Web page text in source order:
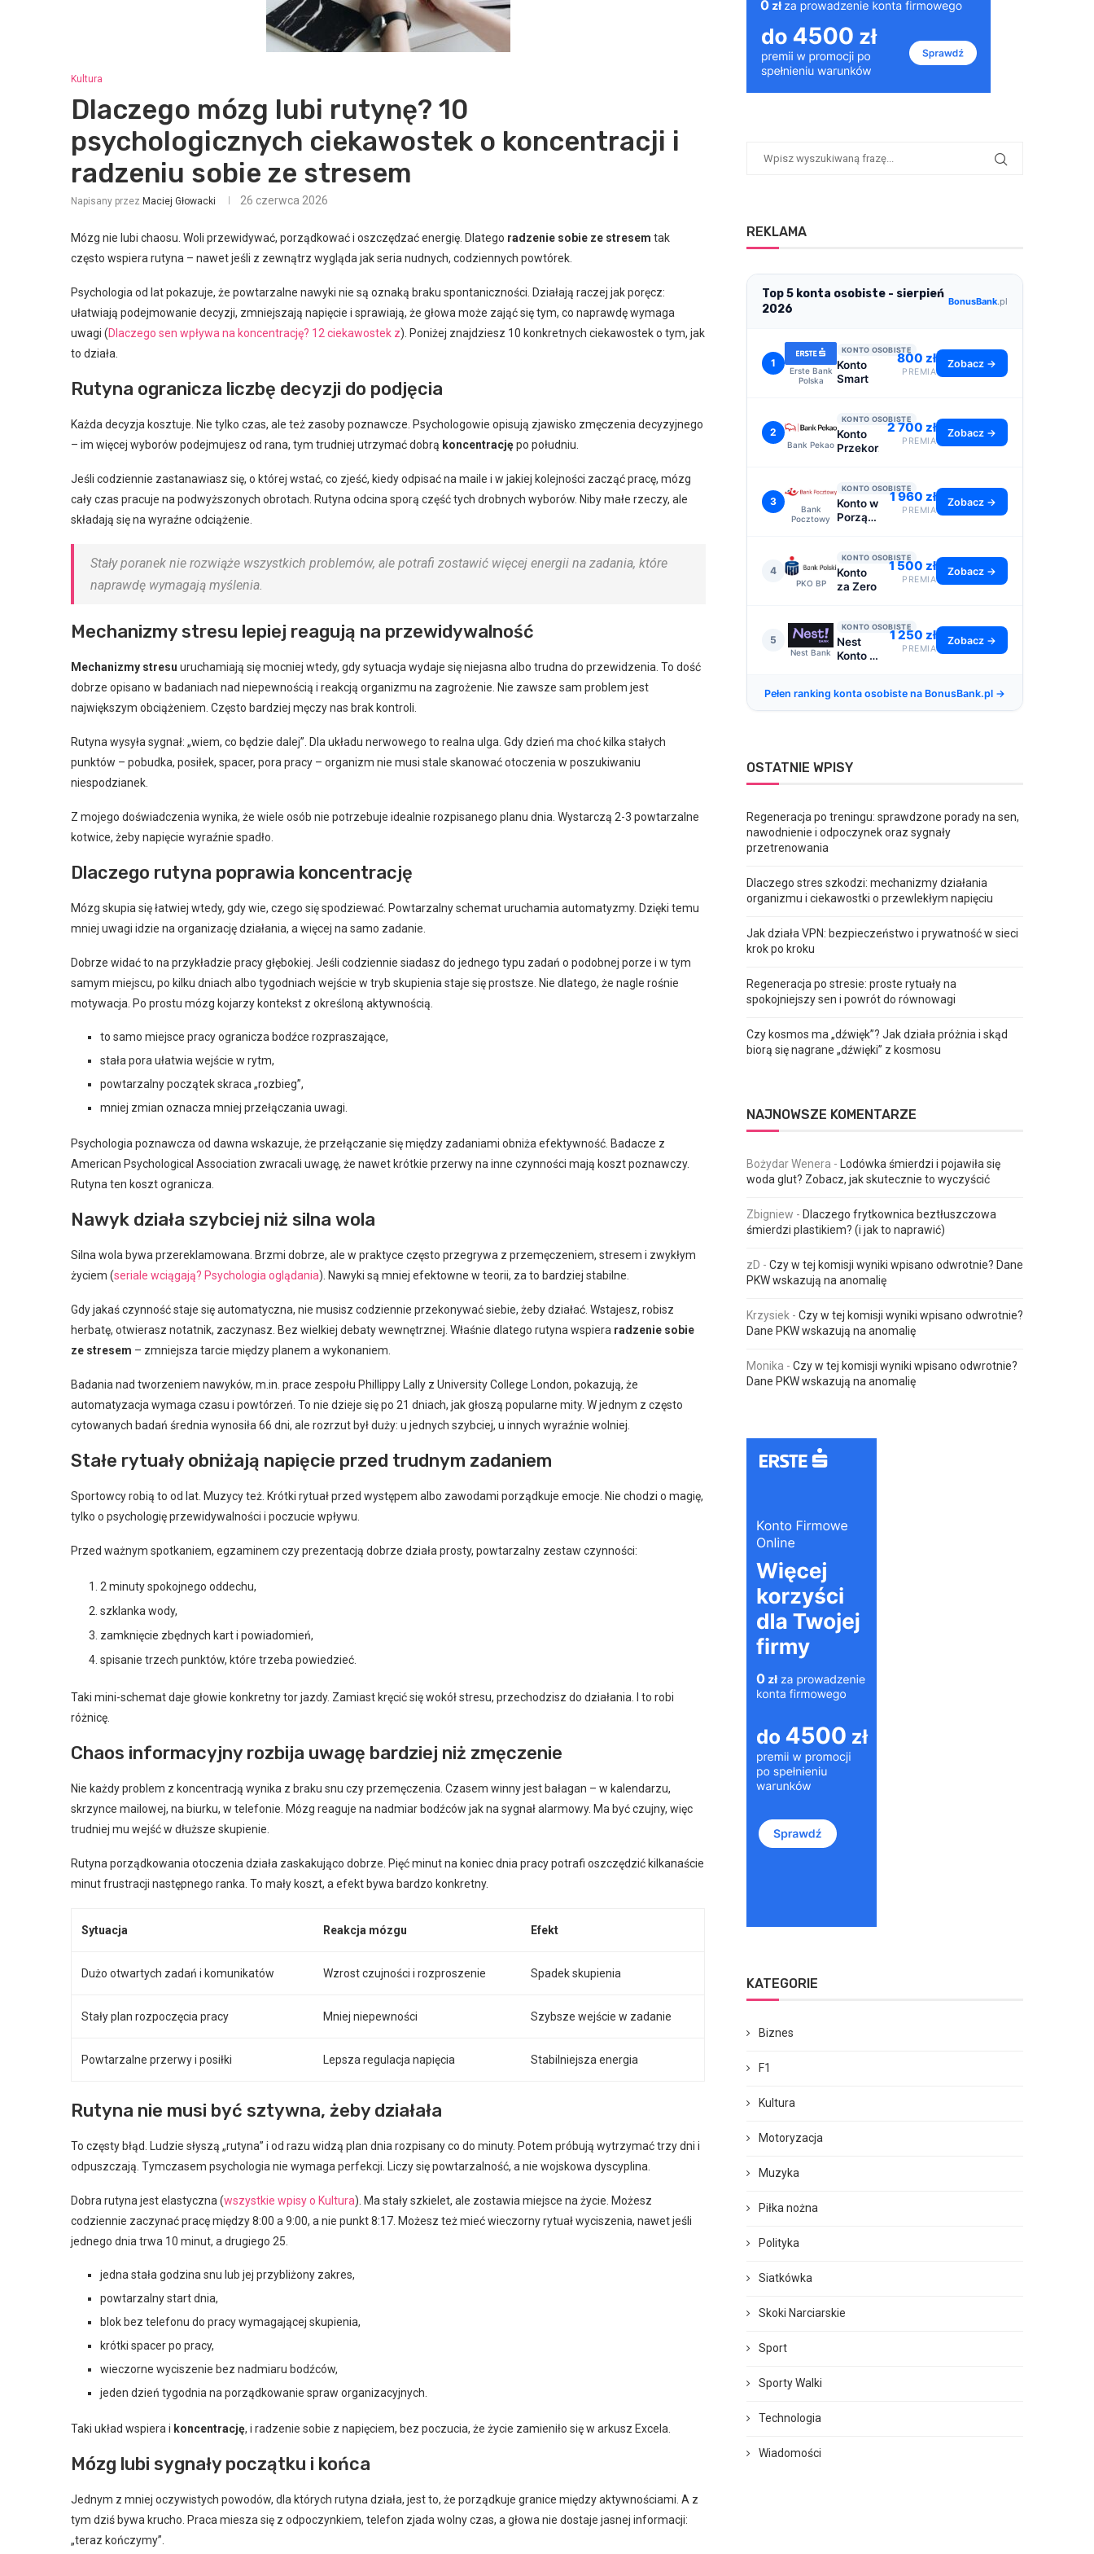
Kultura
Dlaczego mózg lubi rutynę? 10
psychologicznych ciekawostek o koncentracji i
radzeniu sobie ze stresem
Napisany przez Maciej Głowacki 26 czerwca 2026
Mózg nie lubi chaosu. Woli przewidywać, porządkować i oszczędzać energię. Dlatego radzenie sobie ze stresem tak
często wspiera rutyna – nawet jeśli z zewnątrz wygląda jak seria nudnych, codziennych powtórek.
Psychologia od lat pokazuje, że powtarzalne nawyki nie są oznaką braku spontaniczności. Działają raczej jak poręcz:
ułatwiają podejmowanie decyzji, zmniejszają napięcie i sprawiają, że głowa może zająć się tym, co naprawdę wymaga
uwagi (Dlaczego sen wpływa na koncentrację? 12 ciekawostek z). Poniżej znajdziesz 10 konkretnych ciekawostek o tym, jak
to działa.
Rutyna ogranicza liczbę decyzji do podjęcia
Każda decyzja kosztuje. Nie tylko czas, ale też zasoby poznawcze. Psychologowie opisują zjawisko zmęczenia decyzyjnego
– im więcej wyborów podejmujesz od rana, tym trudniej utrzymać dobrą koncentracjępo południu.
Jeśli codziennie zastanawiasz się, o której wstać, co zjeść, kiedy odpisać na maile i w jakiej kolejności zacząć pracę, mózg
cały czas pracuje na podwyższonych obrotach. Rutyna odcina sporą część tych drobnych wyborów. Niby małe rzeczy, ale
składają się na wyraźne odciążenie.
Stały poranek nie rozwiąże wszystkich problemów, ale potrafi zostawić więcej energii na zadania, które
naprawdę wymagają myślenia.
Mechanizmy stresu lepiej reagują na przewidywalność
Mechanizmy stresu uruchamiają się mocniej wtedy, gdy sytuacja wydaje się niejasna albo trudna do przewidzenia. To dość
dobrze opisano w badaniach nad niepewnością i reakcją organizmu na zagrożenie. Nie zawsze sam problem jest
największym obciążeniem. Często bardziej męczy nas brak kontroli.
Rutyna wysyła sygnał: „wiem, co będzie dalej”. Dla układu nerwowego to realna ulga. Gdy dzień ma choć kilka stałych
punktów – pobudka, posiłek, spacer, pora pracy – organizm nie musi stale skanować otoczenia w poszukiwaniu
niespodzianek.
Z mojego doświadczenia wynika, że wiele osób nie potrzebuje idealnie rozpisanego planu dnia. Wystarczą 2-3 powtarzalne
kotwice, żeby napięcie wyraźnie spadło.
Dlaczego rutyna poprawia koncentrację
Mózg skupia się łatwiej wtedy, gdy wie, czego się spodziewać. Powtarzalny schemat uruchamia automatyzmy. Dzięki temu
mniej uwagi idzie na organizację działania, a więcej na samo zadanie.
Dobrze widać to na przykładzie pracy głębokiej. Jeśli codziennie siadasz do jednego typu zadań o podobnej porze i w tym
samym miejscu, po kilku dniach albo tygodniach wejście w tryb skupienia staje się prostsze. Nie dlatego, że nagle rośnie
motywacja. Po prostu mózg kojarzy kontekst z określoną aktywnością.
to samo miejsce pracy ogranicza bodźce rozpraszające,
stała pora ułatwia wejście w rytm,
powtarzalny początek skraca „rozbieg”,
mniej zmian oznacza mniej przełączania uwagi.
Psychologia poznawcza od dawna wskazuje, że przełączanie się między zadaniami obniża efektywność. Badacze z
American Psychological Association zwracali uwagę, że nawet krótkie przerwy na inne czynności mają koszt poznawczy.
Rutyna ten koszt ogranicza.
Nawyk działa szybciej niż silna wola
Silna wola bywa przereklamowana. Brzmi dobrze, ale w praktyce często przegrywa z przemęczeniem, stresem i zwykłym
życiem (seriale wciągają? Psychologia oglądania). Nawyki są mniej efektowne w teorii, za to bardziej stabilne.
Gdy jakaś czynność staje się automatyczna, nie musisz codziennie przekonywać siebie, żeby działać. Wstajesz, robisz
herbatę, otwierasz notatnik, zaczynasz. Bez wielkiej debaty wewnętrznej. Właśnie dlatego rutyna wspiera radzenie sobie
ze stresem – zmniejsza tarcie między planem a wykonaniem.
Badania nad tworzeniem nawyków, m.in. prace zespołu Phillippy Lally z University College London, pokazują, że
automatyzacja wymaga czasu i powtórzeń. To nie dzieje się po 21 dniach, jak głoszą popularne mity. W jednym z często
cytowanych badań średnia wynosiła 66 dni, ale rozrzut był duży: u jednych szybciej, u innych wyraźnie wolniej.
Stałe rytuały obniżają napięcie przed trudnym zadaniem
Sportowcy robią to od lat. Muzycy też. Krótki rytuał przed występem albo zawodami porządkuje emocje. Nie chodzi o magię,
tylko o psychologię przewidywalności i poczucie wpływu.
Przed ważnym spotkaniem, egzaminem czy prezentacją dobrze działa prosty, powtarzalny zestaw czynności:
2 minuty spokojnego oddechu,
szklanka wody,
zamknięcie zbędnych kart i powiadomień,
spisanie trzech punktów, które trzeba powiedzieć.
Taki mini-schemat daje głowie konkretny tor jazdy. Zamiast kręcić się wokół stresu, przechodzisz do działania. I to robi
różnicę.
Chaos informacyjny rozbija uwagę bardziej niż zmęczenie
Nie każdy problem z koncentracją wynika z braku snu czy przemęczenia. Czasem winny jest bałagan – w kalendarzu,
skrzynce mailowej, na biurku, w telefonie. Mózg reaguje na nadmiar bodźców jak na sygnał alarmowy. Ma być czujny, więc
trudniej mu wejść w dłuższe skupienie.
Rutyna porządkowania otoczenia działa zaskakująco dobrze. Pięć minut na koniec dnia pracy potrafi oszczędzić kilkanaście
minut frustracji następnego ranka. To mały koszt, a efekt bywa bardzo konkretny.
Sytuacja Reakcja mózgu Efekt
Dużo otwartych zadań i komunikatów Wzrost czujności i rozproszenie Spadek skupienia
Stały plan rozpoczęcia pracy Mniej niepewności Szybsze wejście w zadanie
Powtarzalne przerwy i posiłki Lepsza regulacja napięcia Stabilniejsza energia
Rutyna nie musi być sztywna, żeby działała
To częsty błąd. Ludzie słyszą „rutyna” i od razu widzą plan dnia rozpisany co do minuty. Potem próbują wytrzymać trzy dni i
odpuszczają. Tymczasem psychologia nie wymaga perfekcji. Liczy się powtarzalność, a nie wojskowa dyscyplina.
Dobra rutyna jest elastyczna (wszystkie wpisy o Kultura). Ma stały szkielet, ale zostawia miejsce na życie. Możesz
codziennie zaczynać pracę między 8:00 a 9:00, a nie punkt 8:17. Możesz też mieć wieczorny rytuał wyciszenia, nawet jeśli
jednego dnia trwa 10 minut, a drugiego 25.
jedna stała godzina snu lub jej przybliżony zakres,
powtarzalny start dnia,
blok bez telefonu do pracy wymagającej skupienia,
krótki spacer po pracy,
wieczorne wyciszenie bez nadmiaru bodźców,
jeden dzień tygodnia na porządkowanie spraw organizacyjnych.
Taki układ wspiera i koncentrację, i radzenie sobie z napięciem, bez poczucia, że życie zamieniło się w arkusz Excela.
Mózg lubi sygnały początku i końca
Jednym z mniej oczywistych powodów, dla których rutyna działa, jest to, że porządkuje granice między aktywnościami. A z
tym dziś bywa krucho. Praca miesza się z odpoczynkiem, telefon zjada wolny czas, a głowa nie dostaje jasnej informacji:
„teraz kończymy”.
REKLAMA
Top 5 konta osobiste - sierpień
2026
BonusBank.pl
1
Erste Bank
Polska
KONTO OSOBISTE
Konto
Smart
800 zł
PREMIA
Zobacz →
2
Bank Pekao
KONTO OSOBISTE
Konto
Przekorzystne
2 700 zł
PREMIA
Zobacz →
3
Bank
Pocztowy
KONTO OSOBISTE
Konto w
Porządku
1 960 zł
PREMIA
Zobacz →
4
PKO BP
KONTO OSOBISTE
Konto
za Zero
1 500 zł
PREMIA
Zobacz →
5
Nest Bank
KONTO OSOBISTE
Nest
Konto -
1 250 zł
PREMIA
Zobacz →
Pełen ranking konta osobiste na BonusBank.pl →
OSTATNIE WPISY
Regeneracja po treningu: sprawdzone porady na sen,
nawodnienie i odpoczynek oraz sygnały
przetrenowania
Dlaczego stres szkodzi: mechanizmy działania
organizmu i ciekawostki o przewlekłym napięciu
Jak działa VPN: bezpieczeństwo i prywatność w sieci
krok po kroku
Regeneracja po stresie: proste rytuały na
spokojniejszy sen i powrót do równowagi
Czy kosmos ma „dźwięk”? Jak działa próżnia i skąd
biorą się nagrane „dźwięki” z kosmosu
NAJNOWSZE KOMENTARZE
Bożydar Wenera -
Lodówka śmierdzi i pojawiła się
woda glut? Zobacz, jak skutecznie to wyczyścić
Zbigniew - Dlaczego frytkownica beztłuszczowa
śmierdzi plastikiem? (i jak to naprawić)
zD - Czy w tej komisji wyniki wpisano odwrotnie? Dane
PKW wskazują na anomalię
Krzysiek - Czy w tej komisji wyniki wpisano odwrotnie?
Dane PKW wskazują na anomalię
Monika - Czy w tej komisji wyniki wpisano odwrotnie?
Dane PKW wskazują na anomalię
KATEGORIE
Biznes
F1
Kultura
Motoryzacja
Muzyka
Piłka nożna
Polityka
Siatkówka
Skoki Narciarskie
Sport
Sporty Walki
Technologia
Wiadomości